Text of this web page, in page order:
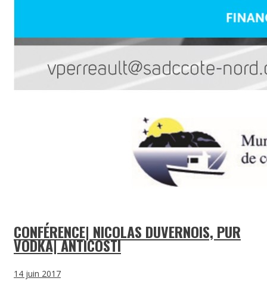
CONFÉRENCE| NICOLAS DUVERNOIS, PUR
VODKA| ANTICOSTI
14 juin 2017